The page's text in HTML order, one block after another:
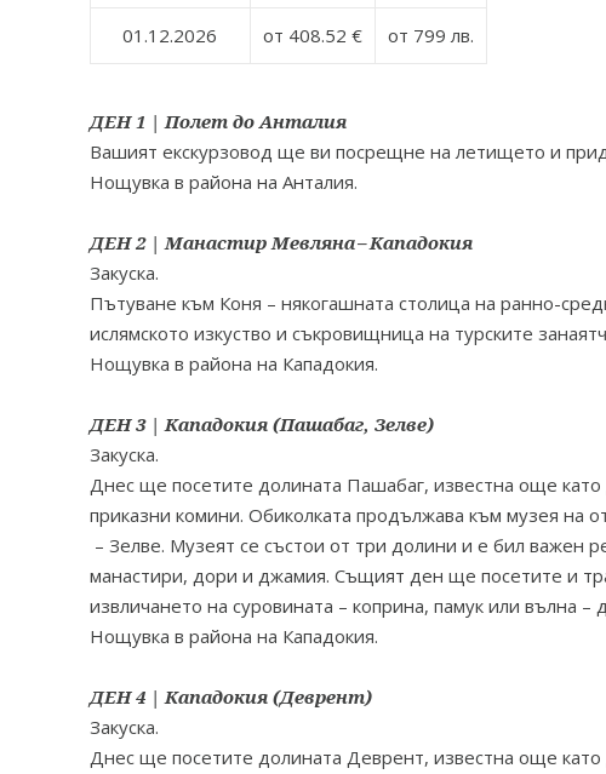
01.12.2026 от 408.52 € от 799 лв.
ДЕН 1 | Полет до Анталия
Вашият екскурзовод ще ви посрещне на летището и
Нощувка в района на Анталия.
ДЕН 2 | Манастир Мевляна – Кападокия
Закуска.
Пътуване към Коня – някогашната столица на ранно-
ислямското изкуство и съкровищница на турските
Нощувка в района на Кападокия.
ДЕН 3 | Кападокия (Пашабаг, Зелве)
Закуска.
Днес ще посетите долината Пашабаг, известна още
приказни комини. Обиколката продължава към музея на
– Зелве. Музеят се състои от три долини и е бил важен
манастири, дори и джамия. Същият ден ще посетите и
извличането на суровината – коприна, памук или вълна –
Нощувка в района на Кападокия.
ДЕН 4 | Кападокия (Деврент)
Закуска.
Днес ще посетите долината Деврент, известна още